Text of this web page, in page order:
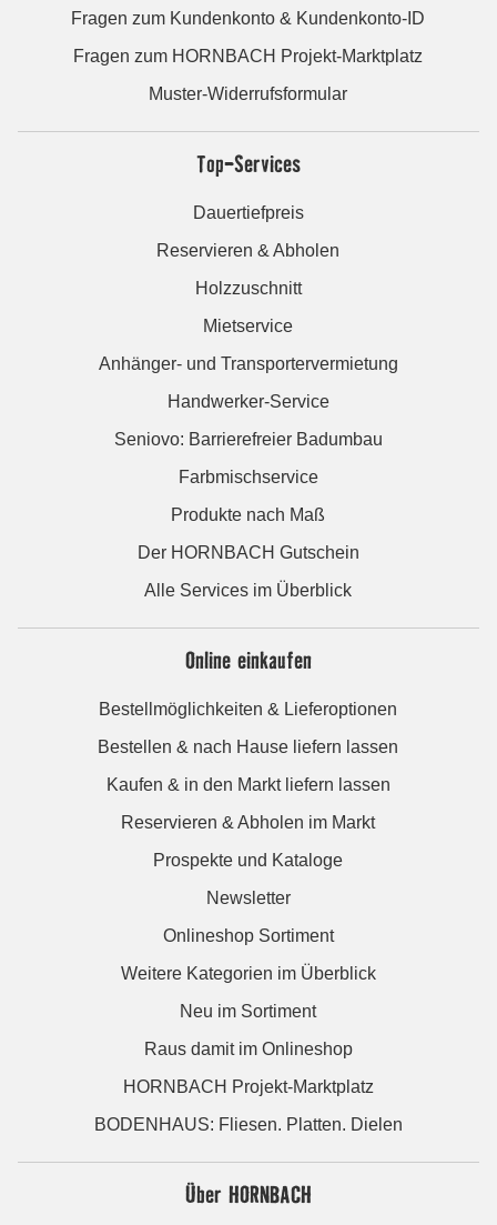
Fragen zum Kundenkonto & Kundenkonto-ID
Fragen zum HORNBACH Projekt-Marktplatz
Muster-Widerrufsformular
Top-Services
Dauertiefpreis
Reservieren & Abholen
Holzzuschnitt
Mietservice
Anhänger- und Transportervermietung
Handwerker-Service
Seniovo: Barrierefreier Badumbau
Farbmischservice
Produkte nach Maß
Der HORNBACH Gutschein
Alle Services im Überblick
Online einkaufen
Bestellmöglichkeiten & Lieferoptionen
Bestellen & nach Hause liefern lassen
Kaufen & in den Markt liefern lassen
Reservieren & Abholen im Markt
Prospekte und Kataloge
Newsletter
Onlineshop Sortiment
Weitere Kategorien im Überblick
Neu im Sortiment
Raus damit im Onlineshop
HORNBACH Projekt-Marktplatz
BODENHAUS: Fliesen. Platten. Dielen
Über HORNBACH